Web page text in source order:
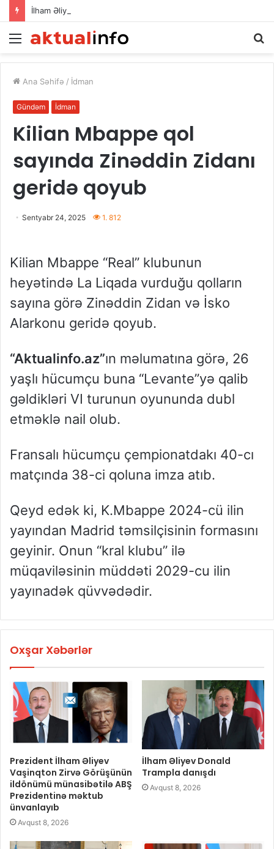
İlham Əliyev Donald Trampla danışdı
Menu
Ana Səhifə / İdman
Gündəm İdman
Kilian Mbappe qol
sayında Zinəddin Zidanı
geridə qoyub
Sentyabr 24, 2025 1. 812
Kilian Mbappe “Real” klubunun
heyətində La Liqada vurduğu qolların
sayına görə Zinəddin Zidan və İsko
Alarkonu geridə qoyub.
“Aktualinfo.az”ın məlumatına görə, 26
yaşlı hücumçu buna “Levante”yə qalib
gəldikləri VI turunun oyununda dubl
etməklə nail olub.
Fransalı hücumçu çempionatdakı 40-cı
matçında 38-ci qoluna imza atıb.
Qeyd edək ki, K.Mbappe 2024-cü ilin
yayından Madrid təmsilçisinin formasını
geyinir. Onun “kral klubu” ilə
müqaviləsinin müddəti 2029-cu ilin
yayınadək qüvvədədir.
Oxşar Xəbərlər
Prezident İlham Əliyev
Vaşinqton Zirvə Görüşünün
ildönümü münasibətilə ABŞ
Prezidentinə məktub
ünvanlayıb
Avqust 8, 2026
İlham Əliyev Donald
Trampla danışdı
Avqust 8, 2026